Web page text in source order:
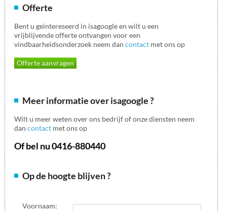
Offerte
Bent u geintereseerd in isagoogle en wilt u een
vrijblijvende offerte ontvangen voor een
vindbaarheidsonderzoek neem dan contactmet ons op
Offerte aanvragen
Meer informatie over isagoogle ?
Wilt u meer weten over ons bedrijf of onze diensten neem
dan contactmet ons op
Of bel nu 0416-880440
Op de hoogte blijven ?
Voornaam: